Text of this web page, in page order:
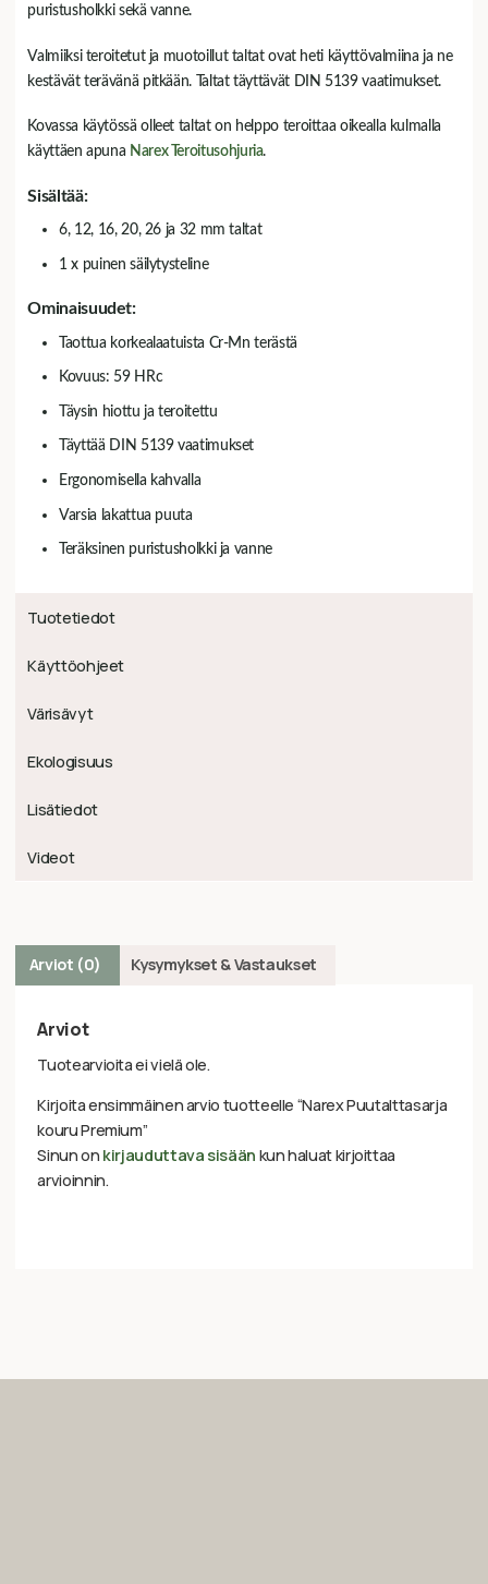
puristusholkki sekä vanne.
Valmiiksi teroitetut ja muotoillut taltat ovat heti käyttövalmiina ja ne
kestävät terävänä pitkään. Taltat täyttävät DIN 5139 vaatimukset.
Kovassa käytössä olleet taltat on helppo teroittaa oikealla kulmalla
käyttäen apuna Narex Teroitusohjuria.
Sisältää:
6, 12, 16, 20, 26 ja 32 mm taltat
1 x puinen säilytysteline
Ominaisuudet:
Taottua korkealaatuista Cr-Mn terästä
Kovuus: 59 HRc
Täysin hiottu ja teroitettu
Täyttää DIN 5139 vaatimukset
Ergonomisella kahvalla
Varsia lakattua puuta
Teräksinen puristusholkki ja vanne
Tuotetiedot
Käyttöohjeet
Värisävyt
Ekologisuus
Lisätiedot
Videot
Arviot (0) Kysymykset & Vastaukset
Arviot
Tuotearvioita ei vielä ole.
Kirjoita ensimmäinen arvio tuotteelle “Narex Puutalttasarja
kouru Premium”
Sinun on kirjauduttava sisään kun haluat kirjoittaa
arvioinnin.